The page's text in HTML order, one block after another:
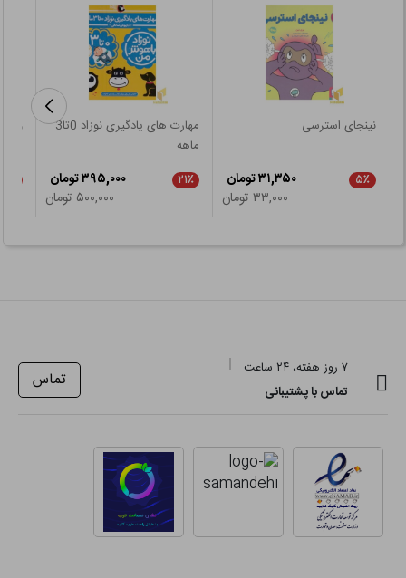
نینجای استرسی
۵٪
۳۱,۳۵۰ تومان
۳۳,۰۰۰ تومان
مهارت های یادگیری نوزاد 0تا3
ماهه
۲۱٪
۳۹۵,۰۰۰ تومان
۵۰۰,۰۰۰ تومان
۷ روز هفته، ۲۴ ساعت
تماس با پشتیبانی
تماس